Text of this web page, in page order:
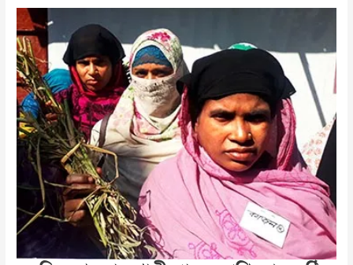
রাতে
ছুটে
এলেন
মানবিক
ইউএনও
ইশরাত
জাহান